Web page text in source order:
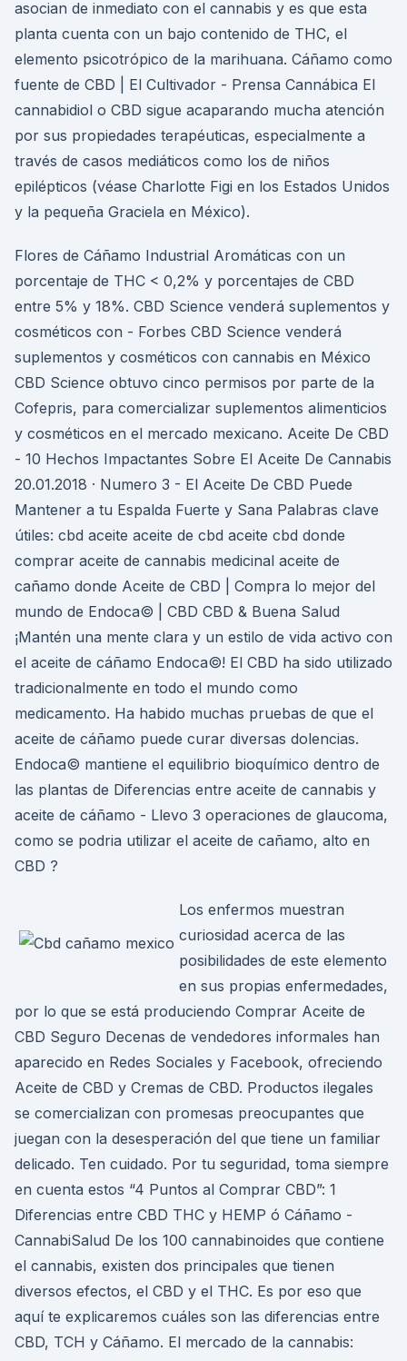
asocian de inmediato con el cannabis y es que esta
planta cuenta con un bajo contenido de THC, el
elemento psicotrópico de la marihuana. Cáñamo como
fuente de CBD | El Cultivador - Prensa Cannábica El
cannabidiol o CBD sigue acaparando mucha atención
por sus propiedades terapéuticas, especialmente a
través de casos mediáticos como los de niños
epilépticos (véase Charlotte Figi en los Estados Unidos
y la pequeña Graciela en México).
Flores de Cáñamo Industrial Aromáticas con un
porcentaje de THC < 0,2% y porcentajes de CBD
entre 5% y 18%. CBD Science venderá suplementos y
cosméticos con - Forbes CBD Science venderá
suplementos y cosméticos con cannabis en México
CBD Science obtuvo cinco permisos por parte de la
Cofepris, para comercializar suplementos alimenticios
y cosméticos en el mercado mexicano. Aceite De CBD
- 10 Hechos Impactantes Sobre El Aceite De Cannabis
20.01.2018 · Numero 3 - El Aceite De CBD Puede
Mantener a tu Espalda Fuerte y Sana Palabras clave
útiles: cbd aceite aceite de cbd aceite cbd donde
comprar aceite de cannabis medicinal aceite de
cañamo donde Aceite de CBD | Compra lo mejor del
mundo de Endoca© | CBD CBD & Buena Salud
¡Mantén una mente clara y un estilo de vida activo con
el aceite de cáñamo Endoca©! El CBD ha sido utilizado
tradicionalmente en todo el mundo como
medicamento. Ha habido muchas pruebas de que el
aceite de cáñamo puede curar diversas dolencias.
Endoca© mantiene el equilibrio bioquímico dentro de
las plantas de Diferencias entre aceite de cannabis y
aceite de cáñamo - Llevo 3 operaciones de glaucoma,
como se podria utilizar el aceite de cañamo, alto en
CBD ?
Los enfermos muestran
curiosidad acerca de las
posibilidades de este elemento
en sus propias enfermedades,
por lo que se está produciendo Comprar Aceite de
CBD Seguro Decenas de vendedores informales han
aparecido en Redes Sociales y Facebook, ofreciendo
Aceite de CBD y Cremas de CBD. Productos ilegales
se comercializan con promesas preocupantes que
juegan con la desesperación del que tiene un familiar
delicado. Ten cuidado. Por tu seguridad, toma siempre
en cuenta estos “4 Puntos al Comprar CBD”: 1
Diferencias entre CBD THC y HEMP ó Cáñamo -
CannabiSalud De los 100 cannabinoides que contiene
el cannabis, existen dos principales que tienen
diversos efectos, el CBD y el THC. Es por eso que
aquí te explicaremos cuáles son las diferencias entre
CBD, TCH y Cáñamo. El mercado de la cannabis: